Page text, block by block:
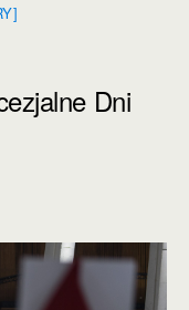
Dni